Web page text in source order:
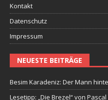
Kontakt
Datenschutz
Impressum
NEUESTE BEITRÄGE
Besim Karadeniz: Der Mann
Lesetipp: „Die Brezel“ von Pascal